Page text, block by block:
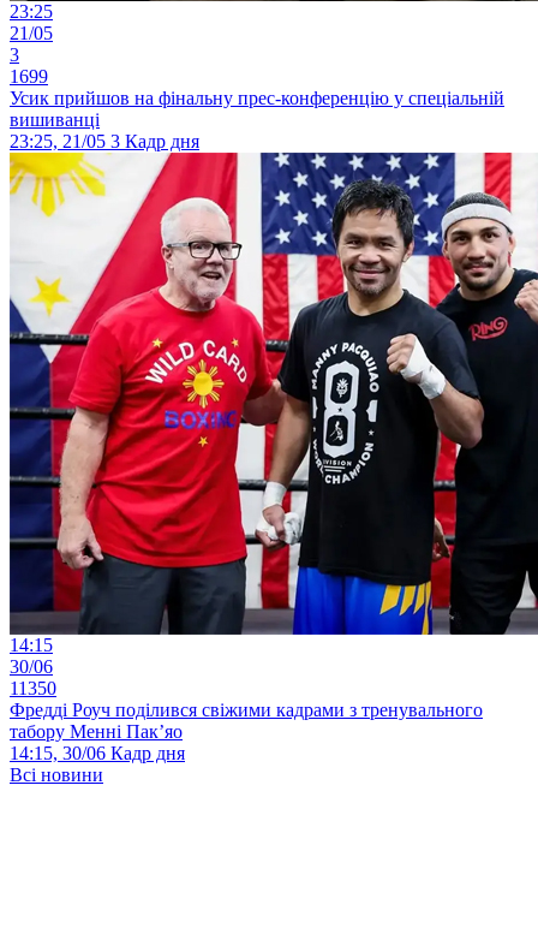
23:25
21/05
3
1699
Усик прийшов на фінальну прес-конференцію у спеціальній
вишиванці
23:25, 21/05 3 Кадр дня
14:15
30/06
11350
Фредді Роуч поділився свіжими кадрами з тренувального
табору Менні Пак’яо
14:15, 30/06 Кадр дня
Всі новини